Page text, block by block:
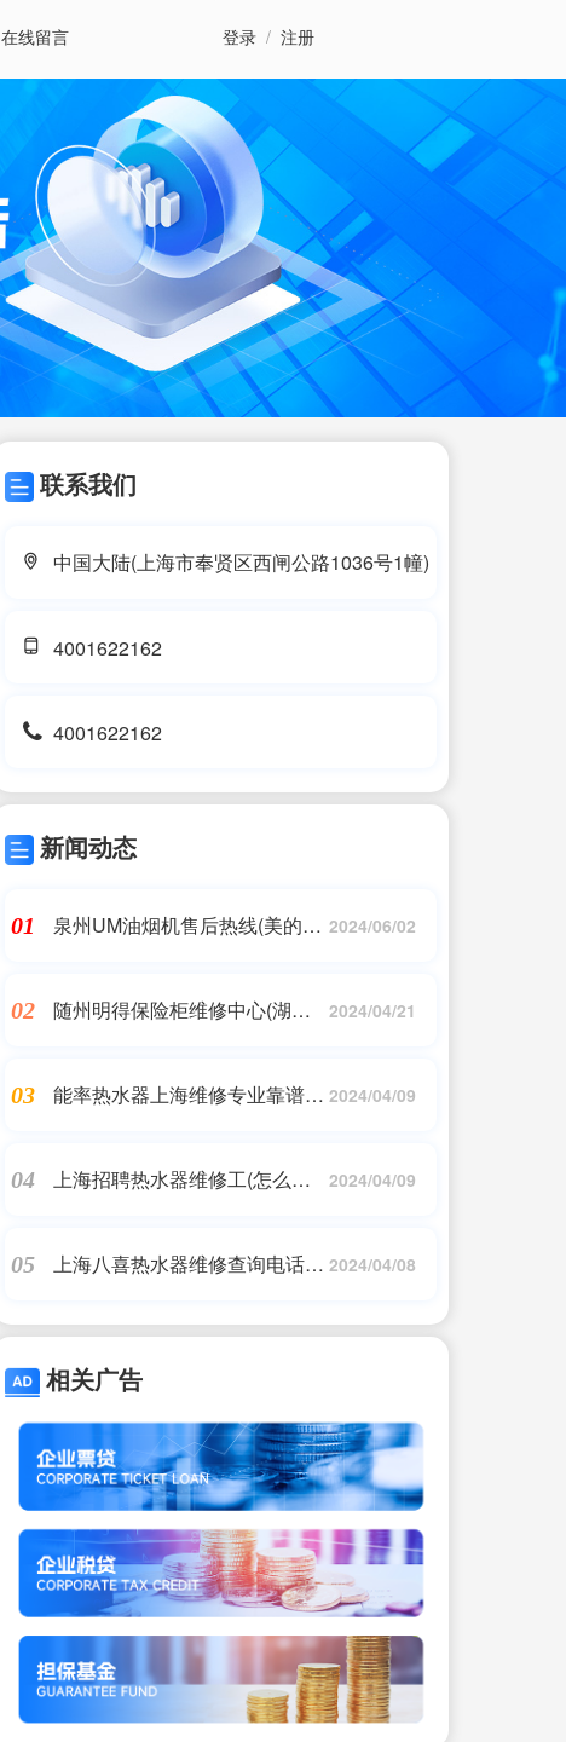
在线留言 登录 / 注册
联系我们
中国大陆(上海市奉贤区西闸公路1036号1幢)
4001622162
4001622162
新闻动态
01
泉州UM油烟机售后热线(美的售 2024/06/02
02
随州明得保险柜维修中心(湖北
2024/04/21
03
能率热水器上海维修专业靠谱案 2024/04/09
04
上海招聘热水器维修工(怎么找
2024/04/09
05
上海八喜热水器维修查询电话
2024/04/08
相关广告